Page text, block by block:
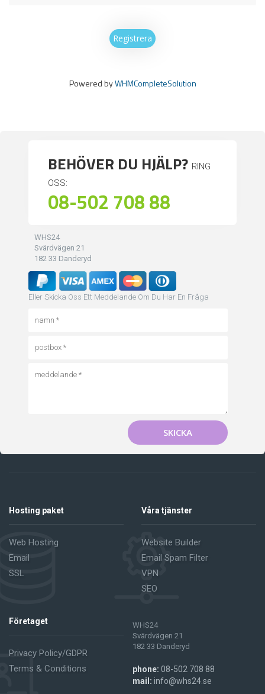
Powered byWHMCompleteSolution
BEHÖVER DU HJÄLP? RING
OSS:
08-502 708 88
WHS24
Svärdvägen 21
182 33 Danderyd
Eller Skicka Oss Ett Meddelande Om Du Har En Fråga
SKICKA
Hosting paket
Web Hosting
Email
SSL
Våra tjänster
Website Builder
Email Spam Filter
VPN
SEO
Företaget
Privacy Policy/GDPR
Terms & Conditions
WHS24
Svärdvägen 21
182 33 Danderyd
phone: 08-502 708 88
mail: info@whs24.se